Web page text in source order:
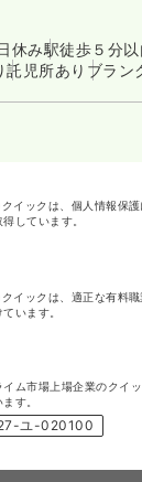
休み駅徒歩５分以
託児所あり ブラン
イックは、個人情報保
しています。
イックは、適正な有料
います。
ム市場上場企業のクイ
す。
ユ-020100